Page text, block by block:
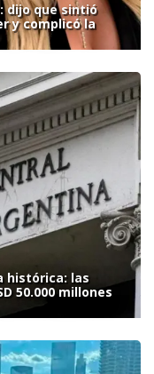
dijo que sintió
y complicó la
histórica: las
50.000 millones